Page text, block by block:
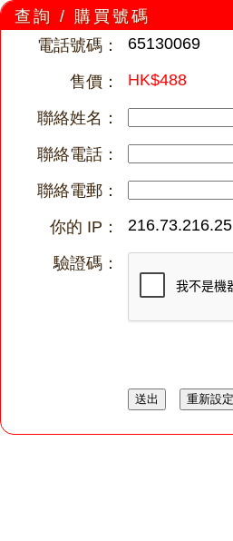
查詢 / 購買號碼
電話號碼：
65130069
售價： HK$488
聯絡姓名：
聯絡電話：
聯絡電郵：
你的 IP：
216.73.216.25
驗證碼：